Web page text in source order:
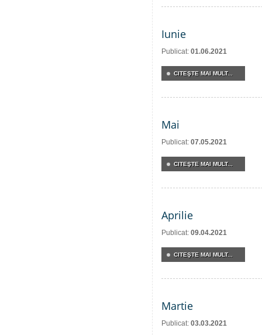
Iunie
Publicat: 01.06.2021
CITEŞTE MAI MULT...
Mai
Publicat: 07.05.2021
CITEŞTE MAI MULT...
Aprilie
Publicat: 09.04.2021
CITEŞTE MAI MULT...
Martie
Publicat: 03.03.2021